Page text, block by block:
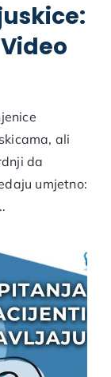
ali
da
umjetno: